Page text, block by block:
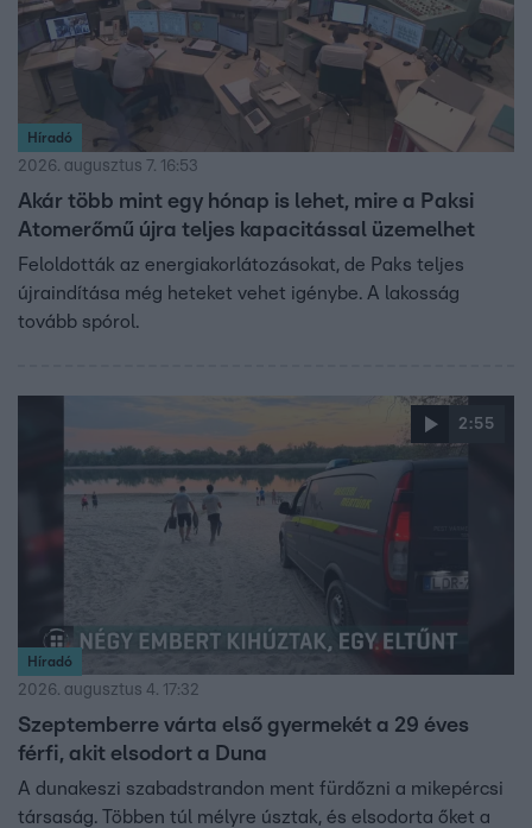
Híradó
2026. augusztus 7. 16:53
Akár több mint egy hónap is lehet, mire a Paksi
Atomerőmű újra teljes kapacitással üzemelhet
Feloldották az energiakorlátozásokat, de Paks teljes
újraindítása még heteket vehet igénybe. A lakosság
tovább spórol.
2:55
Híradó
2026. augusztus 4. 17:32
Szeptemberre várta első gyermekét a 29 éves
férfi, akit elsodort a Duna
A dunakeszi szabadstrandon ment fürdőzni a mikepércsi
társaság. Többen túl mélyre úsztak, és elsodorta őket a